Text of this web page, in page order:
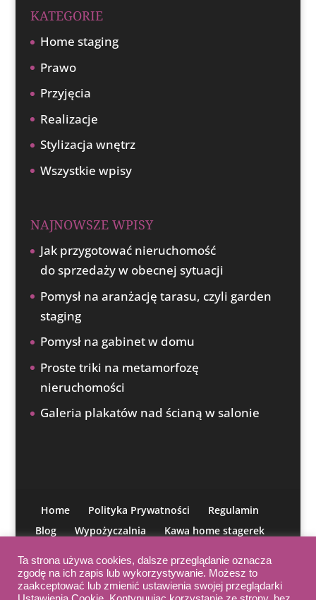
KATEGORIE
Home staging
Prawo
Przyjęcia
Realizacje
Stylizacja wnętrz
Wszystkie wpisy
NAJNOWSZE WPISY
Jak przygotować nieruchomość
do sprzedaży w obecnej sytuacji
Pomysł na aranżację tarasu, czyli garden
staging
Pomysł na gabinet w domu
Proste triki na metamorfozę
nieruchomości
Galeria plakatów nad ścianą w salonie
Home Polityka Prywatności
Regulamin
Blog
Wypożyczalnia
Kawa home stagerek
Kurs aranżacji
Ta strona używa cookies, dalsze przeglądanie oznacza
zgodę na ich zapis lub wykorzystywanie. Możesz to
zaakceptować lub zmienić ustawienia swojej przeglądarki